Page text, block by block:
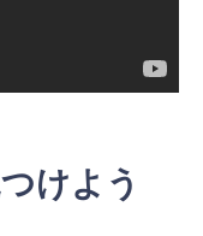
けよう